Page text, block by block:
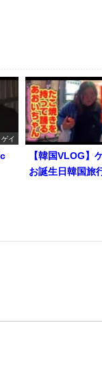
ゲイ
【韓国VLOG】
お誕生日韓国